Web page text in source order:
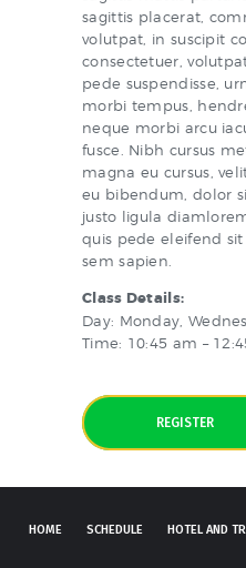
sagittis placerat,
volutpat, in suscipit
consectetuer,
pede suspendisse,
morbi tempus,
neque morbi arcu
fusce. Nibh cursus
magna eu cursus,
eu bibendum, dolor
justo ligula
quis pede eleifend
sem sapien.
Class Details:
Day: Monday,
Time: 10:45 am –
REGISTER
HOME SCHEDULE HOTEL AND